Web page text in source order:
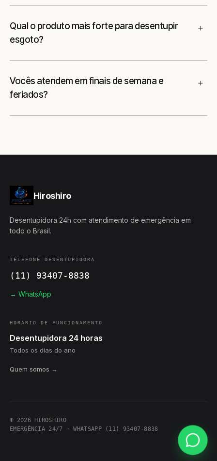
Qual o produto mais forte para desentupir
esgoto?
Vocês atendem em finais de semana e
feriados?
Hiroshiro
Desentupidora 24h com atendimento de emergência em
todo o Brasil.
TELEFONE DESENTUPIDORA
(11) 93407-8838
→ WhatsApp
HORÁRIO DE FUNCIONAMENTO
Desentupidora 24 horas
Todos os dias do ano
Quem somos →
© 2026 HIROSHIRO
EMERGÊNCIA 24/7 · WHATSAPP (11) 93407-8838